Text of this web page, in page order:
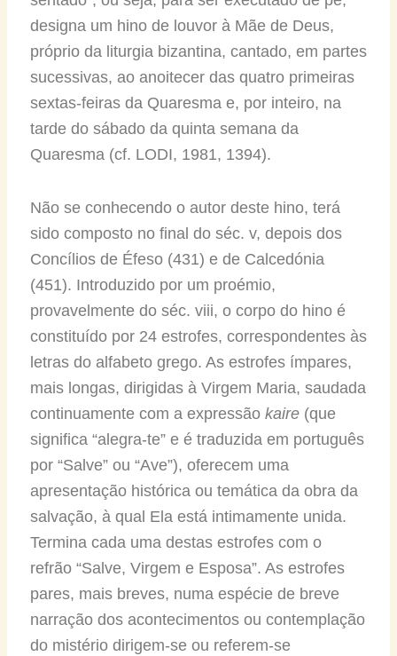
designa um hino de louvor à Mãe de Deus,
próprio da liturgia bizantina, cantado, em partes
sucessivas, ao anoitecer das quatro primeiras
sextas-feiras da Quaresma e, por inteiro, na
tarde do sábado da quinta semana da
Quaresma (cf. LODI, 1981, 1394).
Não se conhecendo o autor deste hino, terá
sido composto no final do séc. v, depois dos
Concílios de Éfeso (431) e de Calcedónia
(451). Introduzido por um proémio,
provavelmente do séc. viii, o corpo do hino é
constituído por 24 estrofes, correspondentes às
letras do alfabeto grego. As estrofes ímpares,
mais longas, dirigidas à Virgem Maria, saudada
continuamente com a expressão kaire(que
significa “alegra-te” e é traduzida em português
por “Salve” ou “Ave”), oferecem uma
apresentação histórica ou temática da obra da
salvação, à qual Ela está intimamente unida.
Termina cada uma destas estrofes com o
refrão “Salve, Virgem e Esposa”. As estrofes
pares, mais breves, numa espécie de breve
narração dos acontecimentos ou contemplação
do mistério dirigem-se ou referem-se